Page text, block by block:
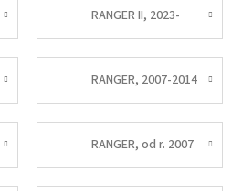
RANGER II, 2023-
RANGER, 2007-2014
RANGER, od r. 2007